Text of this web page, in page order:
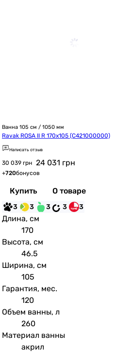
Ванна 105 см / 1050 мм
Ravak ROSA II R 170x105 (C421000000)
Написать отзыв
30 039 грн 24 031 грн
+720бонусов
Купить О товаре
3 3 3 3 3
Длина, см
170
Высота, см
46.5
Ширина, см
105
Гарантия, мес.
120
Объем ванны, л
260
Материал ванны
акрил